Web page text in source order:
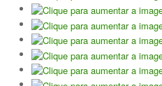
Lumiar Open XIII
1ª Experiência de Ténis
Masters Jaguar Automóveis Lisboa